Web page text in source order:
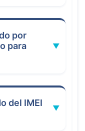
por
para
del IMEI